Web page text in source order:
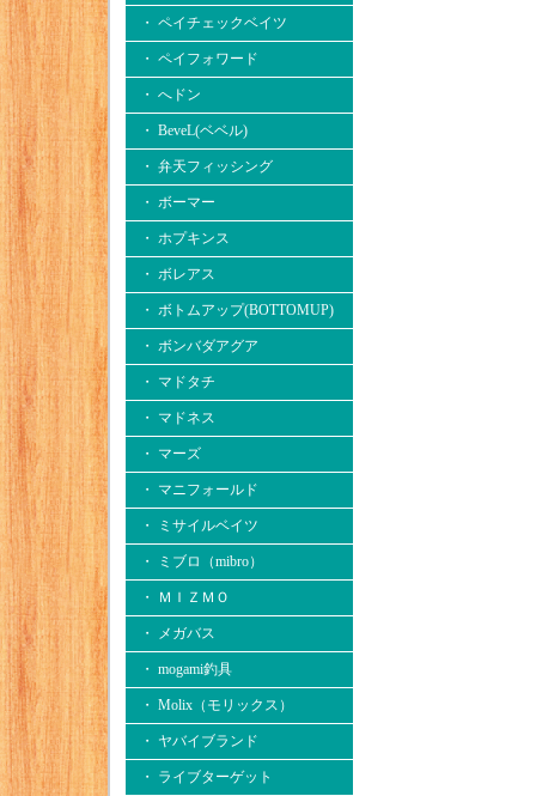
・ ペイチェックベイツ
・ ペイフォワード
・ へドン
・ BeveL(ベベル)
・ 弁天フィッシング
・ ボーマー
・ ホプキンス
・ ボレアス
・ ボトムアップ(BOTTOMUP)
・ ボンバダアグア
・ マドタチ
・ マドネス
・ マーズ
・ マニフォールド
・ ミサイルベイツ
・ ミブロ（mibro）
・ ＭＩＺＭＯ
・ メガバス
・ mogami釣具
・ Molix（モリックス）
・ ヤバイブランド
・ ライブターゲット